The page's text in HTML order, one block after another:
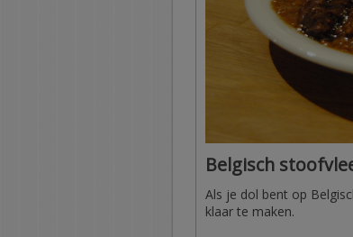
Belgisch
Als je dol bent op
klaar te maken.